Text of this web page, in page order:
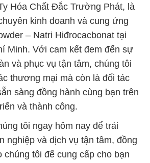
Hóa Chất Đắc Trường Phát, là
kinh doanh và cung ứng
– Natri Hiđrocacbonat tại
Minh. Với cam kết đem đến sự
và phục vụ tận tâm, chúng tôi
thương mại mà còn là đối tác
sàng đồng hành cùng bạn trên
và thành công.
tôi ngay hôm nay để trải
nghiệp và dịch vụ tận tâm, đồng
tôi để cung cấp cho bạn